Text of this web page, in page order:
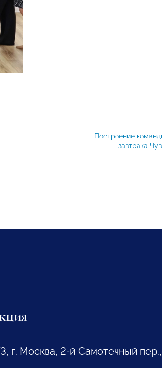
Построение
завтрака
г. Москва, 2-й Самотечный пер.,